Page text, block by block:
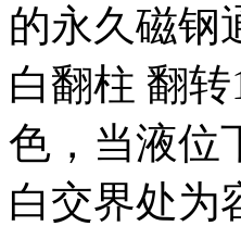
的永久磁钢
白翻柱 翻
色，当液位
白交界处为